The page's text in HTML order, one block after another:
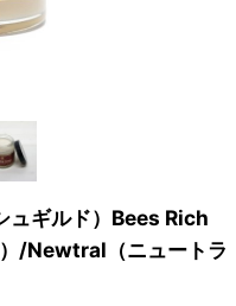
ュギルド）Bees Rich
/Newtral（ニュートラ